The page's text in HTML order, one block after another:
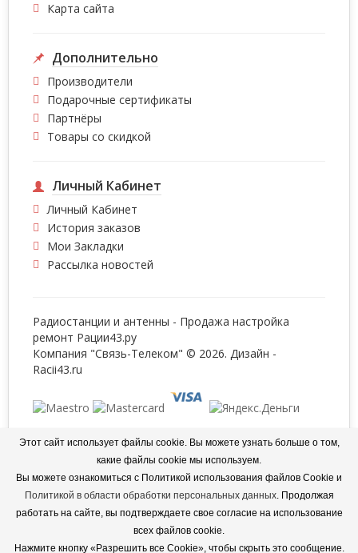
Карта сайта
Дополнительно
Производители
Подарочные сертификаты
Партнёры
Товары со скидкой
Личный Кабинет
Личный Кабинет
История заказов
Мои Закладки
Рассылка новостей
Радиостанции и антенны - Продажа настройка
ремонт Рации43.ру
Компания "Связь-Телеком" © 2026. Дизайн -
Racii43.ru
Интернет магазин для целей выполнения заказов
обрабатывает персональные данные, информация об
обработке персональных данных и сведения о
реализуемых требованиях к защите персональных данных
отражены вПолитике в отношении обработки
персональных данных
Интернет магазин использует файлы «cookie» с целью
персонализации сервисов и повышения удобства
Этот сайт использует файлы cookie. Вы можете узнать больше о том,
какие файлы cookie мы используем.
Вы можете ознакомиться с Политикой использования файлов Cookie и
Политикой в области обработки персональных данных. Продолжая
работать на сайте, вы подтверждаете свое согласие на использование
всех файлов cookie.
Нажмите кнопку «Разрешить все Cookie», чтобы скрыть это сообщение.